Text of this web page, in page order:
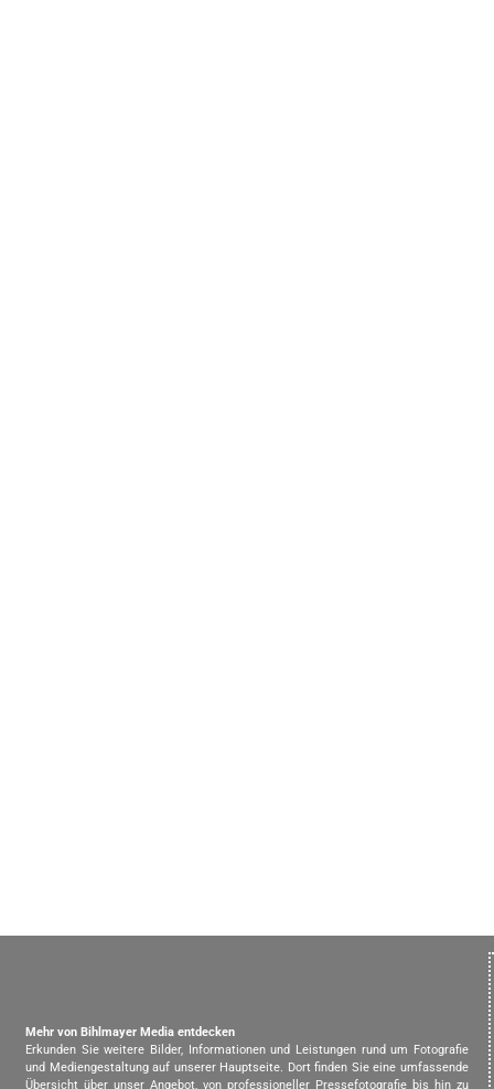
Mehr von Bihlmayer Media entdecken
Erkunden Sie weitere Bilder, Informationen und Leistungen rund um Fotografie
und Mediengestaltung auf unserer Hauptseite. Dort finden Sie eine umfassende
Übersicht über unser Angebot, von professioneller Pressefotografie bis hin zu